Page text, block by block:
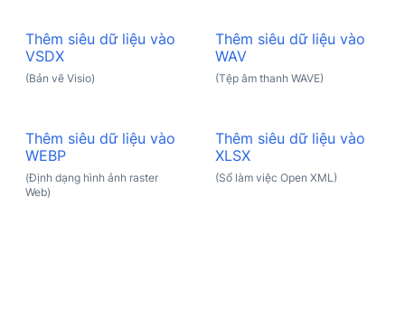
Thêm siêu dữ liệu vào
VSDX
(Bản vẽ Visio)
Thêm siêu dữ liệu vào
WAV
(Tệp âm thanh WAVE)
Thêm siêu dữ liệu vào
WEBP
(Định dạng hình ảnh raster
Web)
Thêm siêu dữ liệu vào
XLSX
(Sổ làm việc Open XML)